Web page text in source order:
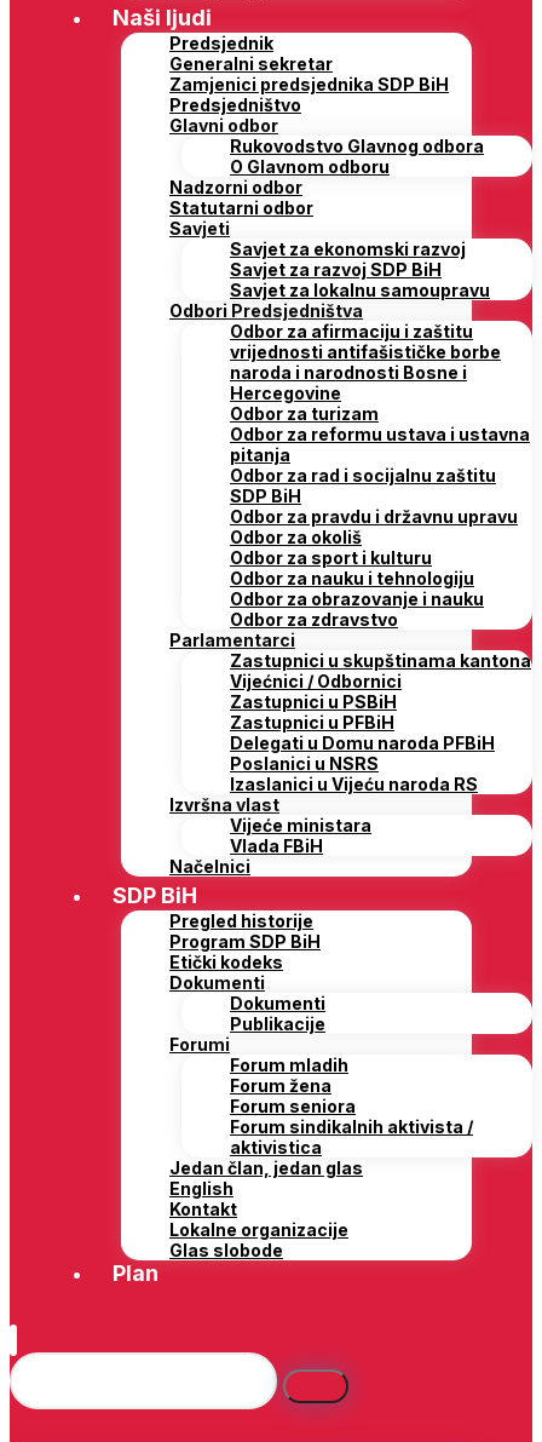
Naši ljudi
Predsjednik
Generalni sekretar
Zamjenici predsjednika SDP BiH
Predsjedništvo
Glavni odbor
Rukovodstvo Glavnog odbora
O Glavnom odboru
Nadzorni odbor
Statutarni odbor
Savjeti
Savjet za ekonomski razvoj
Savjet za razvoj SDP BiH
Savjet za lokalnu samoupravu
Odbori Predsjedništva
Odbor za afirmaciju i zaštitu
vrijednosti antifašističke borbe
naroda i narodnosti Bosne i
Hercegovine
Odbor za turizam
Odbor za reformu ustava i ustavna
pitanja
Odbor za rad i socijalnu zaštitu
SDP BiH
Odbor za pravdu i državnu upravu
Odbor za okoliš
Odbor za sport i kulturu
Odbor za nauku i tehnologiju
Odbor za obrazovanje i nauku
Odbor za zdravstvo
Parlamentarci
Zastupnici u skupštinama kantona
Vijećnici / Odbornici
Zastupnici u PSBiH
Zastupnici u PFBiH
Delegati u Domu naroda PFBiH
Poslanici u NSRS
Izaslanici u Vijeću naroda RS
Izvršna vlast
Vijeće ministara
Vlada FBiH
Načelnici
SDP BiH
Pregled historije
Program SDP BiH
Etički kodeks
Dokumenti
Dokumenti
Publikacije
Forumi
Forum mladih
Forum žena
Forum seniora
Forum sindikalnih aktivista /
aktivistica
Jedan član, jedan glas
English
Kontakt
Lokalne organizacije
Glas slobode
Plan